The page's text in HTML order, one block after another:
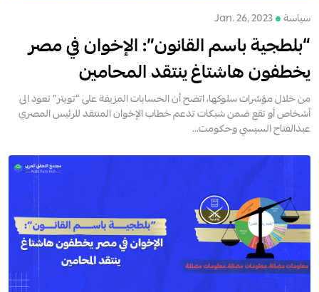
سياسة Jan. 26, 2023
“بلطجية باسم القانون”: الإخوان في مصر
يخطفون هاشتاغ ينتقد المحامين
من خلال مؤشرات سلوكها، اتضح أن الحسابات المزيفة على “تويتر” تعود الى
أشخاص أو تقع ضمن شبكات تدعم خطاب الإخوان المنتقد للرئيس المصري
عبدالفتاح السيسي وحكومت...